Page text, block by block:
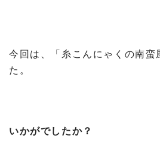
今回は、「糸こんにゃくの南蛮
た。
いかがでしたか？